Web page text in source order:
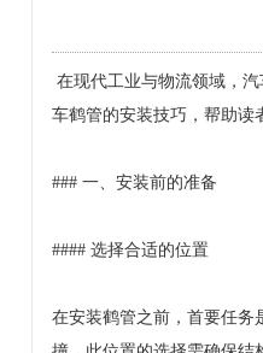
在现代工业与物流领域，
车鹤管的安装技巧，帮助读
### 一、安装前的准备
#### 选择合适的位置
在安装鹤管之前，首要任务